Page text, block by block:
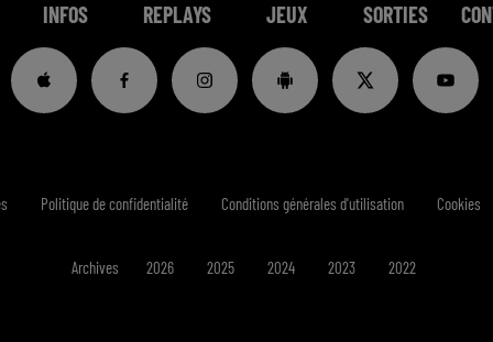
INFOS REPLAYS JEUX SORTIES
Politique de confidentialité Conditions générales d'utilisation Cookies
Archives 2026 2025 2024 2023 2022